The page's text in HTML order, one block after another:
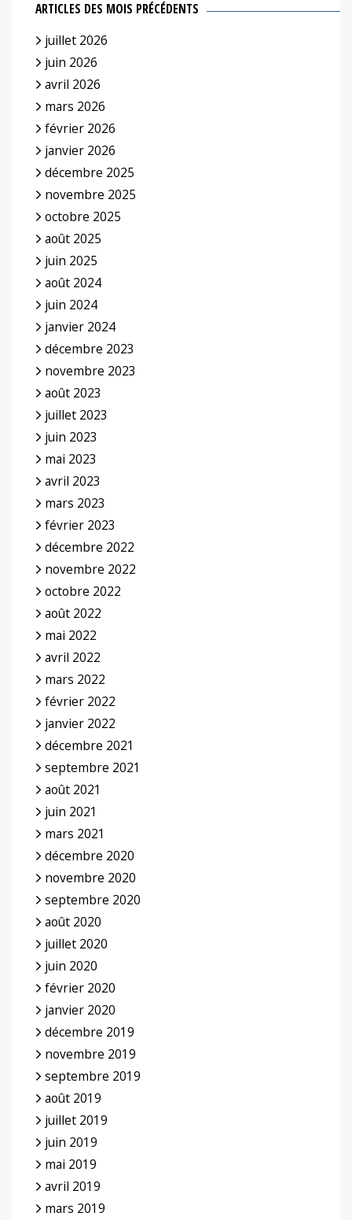
ARTICLES DES MOIS PRÉCÉDENTS
juillet 2026
juin 2026
avril 2026
mars 2026
février 2026
janvier 2026
décembre 2025
novembre 2025
octobre 2025
août 2025
juin 2025
août 2024
juin 2024
janvier 2024
décembre 2023
novembre 2023
août 2023
juillet 2023
juin 2023
mai 2023
avril 2023
mars 2023
février 2023
décembre 2022
novembre 2022
octobre 2022
août 2022
mai 2022
avril 2022
mars 2022
février 2022
janvier 2022
décembre 2021
septembre 2021
août 2021
juin 2021
mars 2021
décembre 2020
novembre 2020
septembre 2020
août 2020
juillet 2020
juin 2020
février 2020
janvier 2020
décembre 2019
novembre 2019
septembre 2019
août 2019
juillet 2019
juin 2019
mai 2019
avril 2019
mars 2019